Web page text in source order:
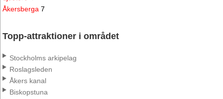
Åkersberga 7
Topp-attraktioner i området
Stockholms arkipelag
Roslagsleden
Åkers kanal
Biskopstuna